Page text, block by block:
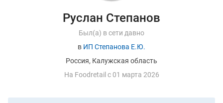
Руслан Степанов
Был(а) в сети давно
в ИП Степанова Е.Ю.
Россия, Калужская область
На Foodretail с 01 марта 2026